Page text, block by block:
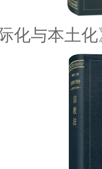
化与本土